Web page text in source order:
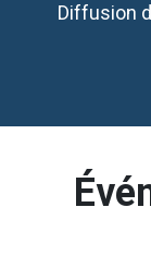
Diffusion